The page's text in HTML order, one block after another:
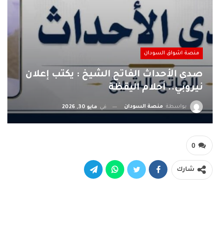
منصة اشواق السودان
صدى الأحداث الفاتح الشيخ : يكتب إعلان
نيروبي.. أحلام اليقظة
بواسطة منصة السودان في مايو 30, 2026
0
شارك